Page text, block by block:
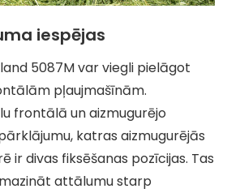
iespējas
5087M var viegli pielāgot
pļaujmašīnām.
frontālā un aizmugurējo
katras aizmugurējās
ir divas fiksēšanas pozīcijas. Tas
attālumu starp